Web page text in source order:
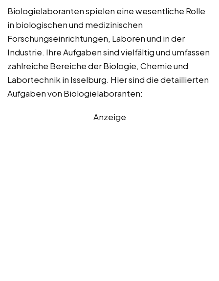
Biologielaboranten spielen eine wesentliche Rolle
in biologischen und medizinischen
Forschungseinrichtungen, Laboren und in der
Industrie. Ihre Aufgaben sind vielfältig und umfassen
zahlreiche Bereiche der Biologie, Chemie und
Labortechnik in Isselburg. Hier sind die detaillierten
Aufgaben von Biologielaboranten:
Anzeige